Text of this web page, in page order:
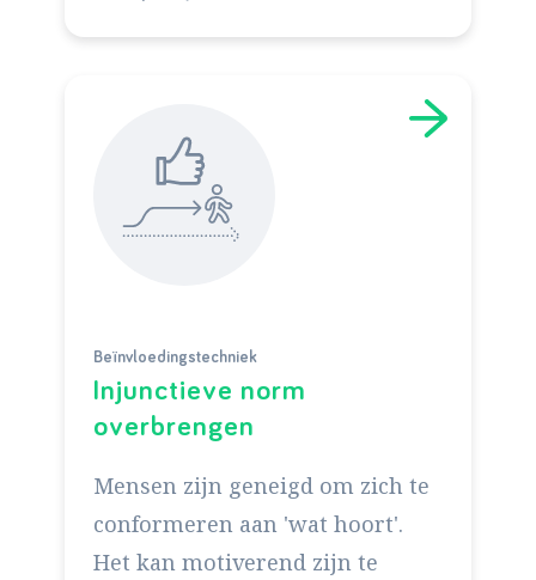
Beïnvloedingstechniek
Injunctieve norm
overbrengen
Mensen zijn geneigd om zich te
conformeren aan 'wat hoort'.
Het kan motiverend zijn te